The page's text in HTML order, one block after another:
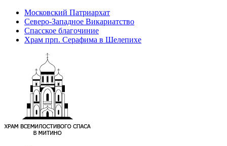
Московский Патриархат
Северо-Западное Викариатство
Спасское благочиние
Храм прп. Серафима в Шелепихе